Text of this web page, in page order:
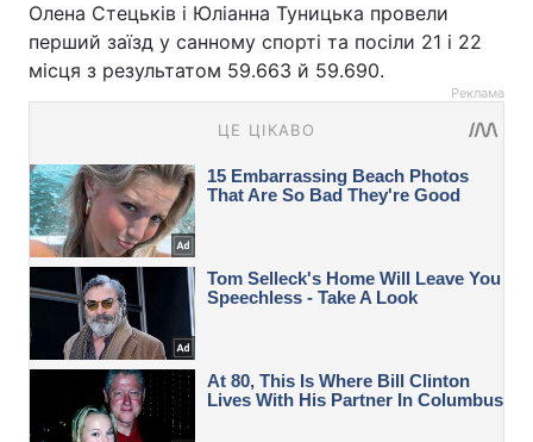
Олена Стецьків і Юліанна Туницька провели
перший заїзд у санному спорті та посіли 21 і 22
місця з результатом 59.663 й 59.690.
Реклама